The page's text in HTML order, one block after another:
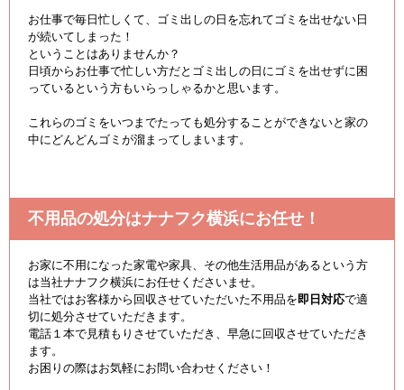
お仕事で毎日忙しくて、ゴミ出しの日を忘れてゴミを出せない日
が続いてしまった！
ということはありませんか？
日頃からお仕事で忙しい方だとゴミ出しの日にゴミを出せずに困
っているという方もいらっしゃるかと思います。
これらのゴミをいつまでたっても処分することができないと家の
中にどんどんゴミが溜まってしまいます。
不用品の処分はナナフク横浜にお任せ！
お家に不用になった家電や家具、その他生活用品があるという方
は当社ナナフク横浜にお任せくださいませ。
当社ではお客様から回収させていただいた不用品を即日対応で適
切に処分させていただきます。
電話１本で見積もりさせていただき、早急に回収させていただき
ます。
お困りの際はお気軽にお問い合わせください！